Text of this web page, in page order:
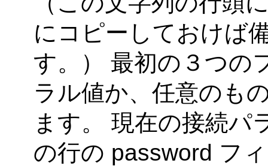
にコピーしておけば
す。） 最初の３つの
ラル値か、任意のも
ます。 現在の接続パ
の行の password フ